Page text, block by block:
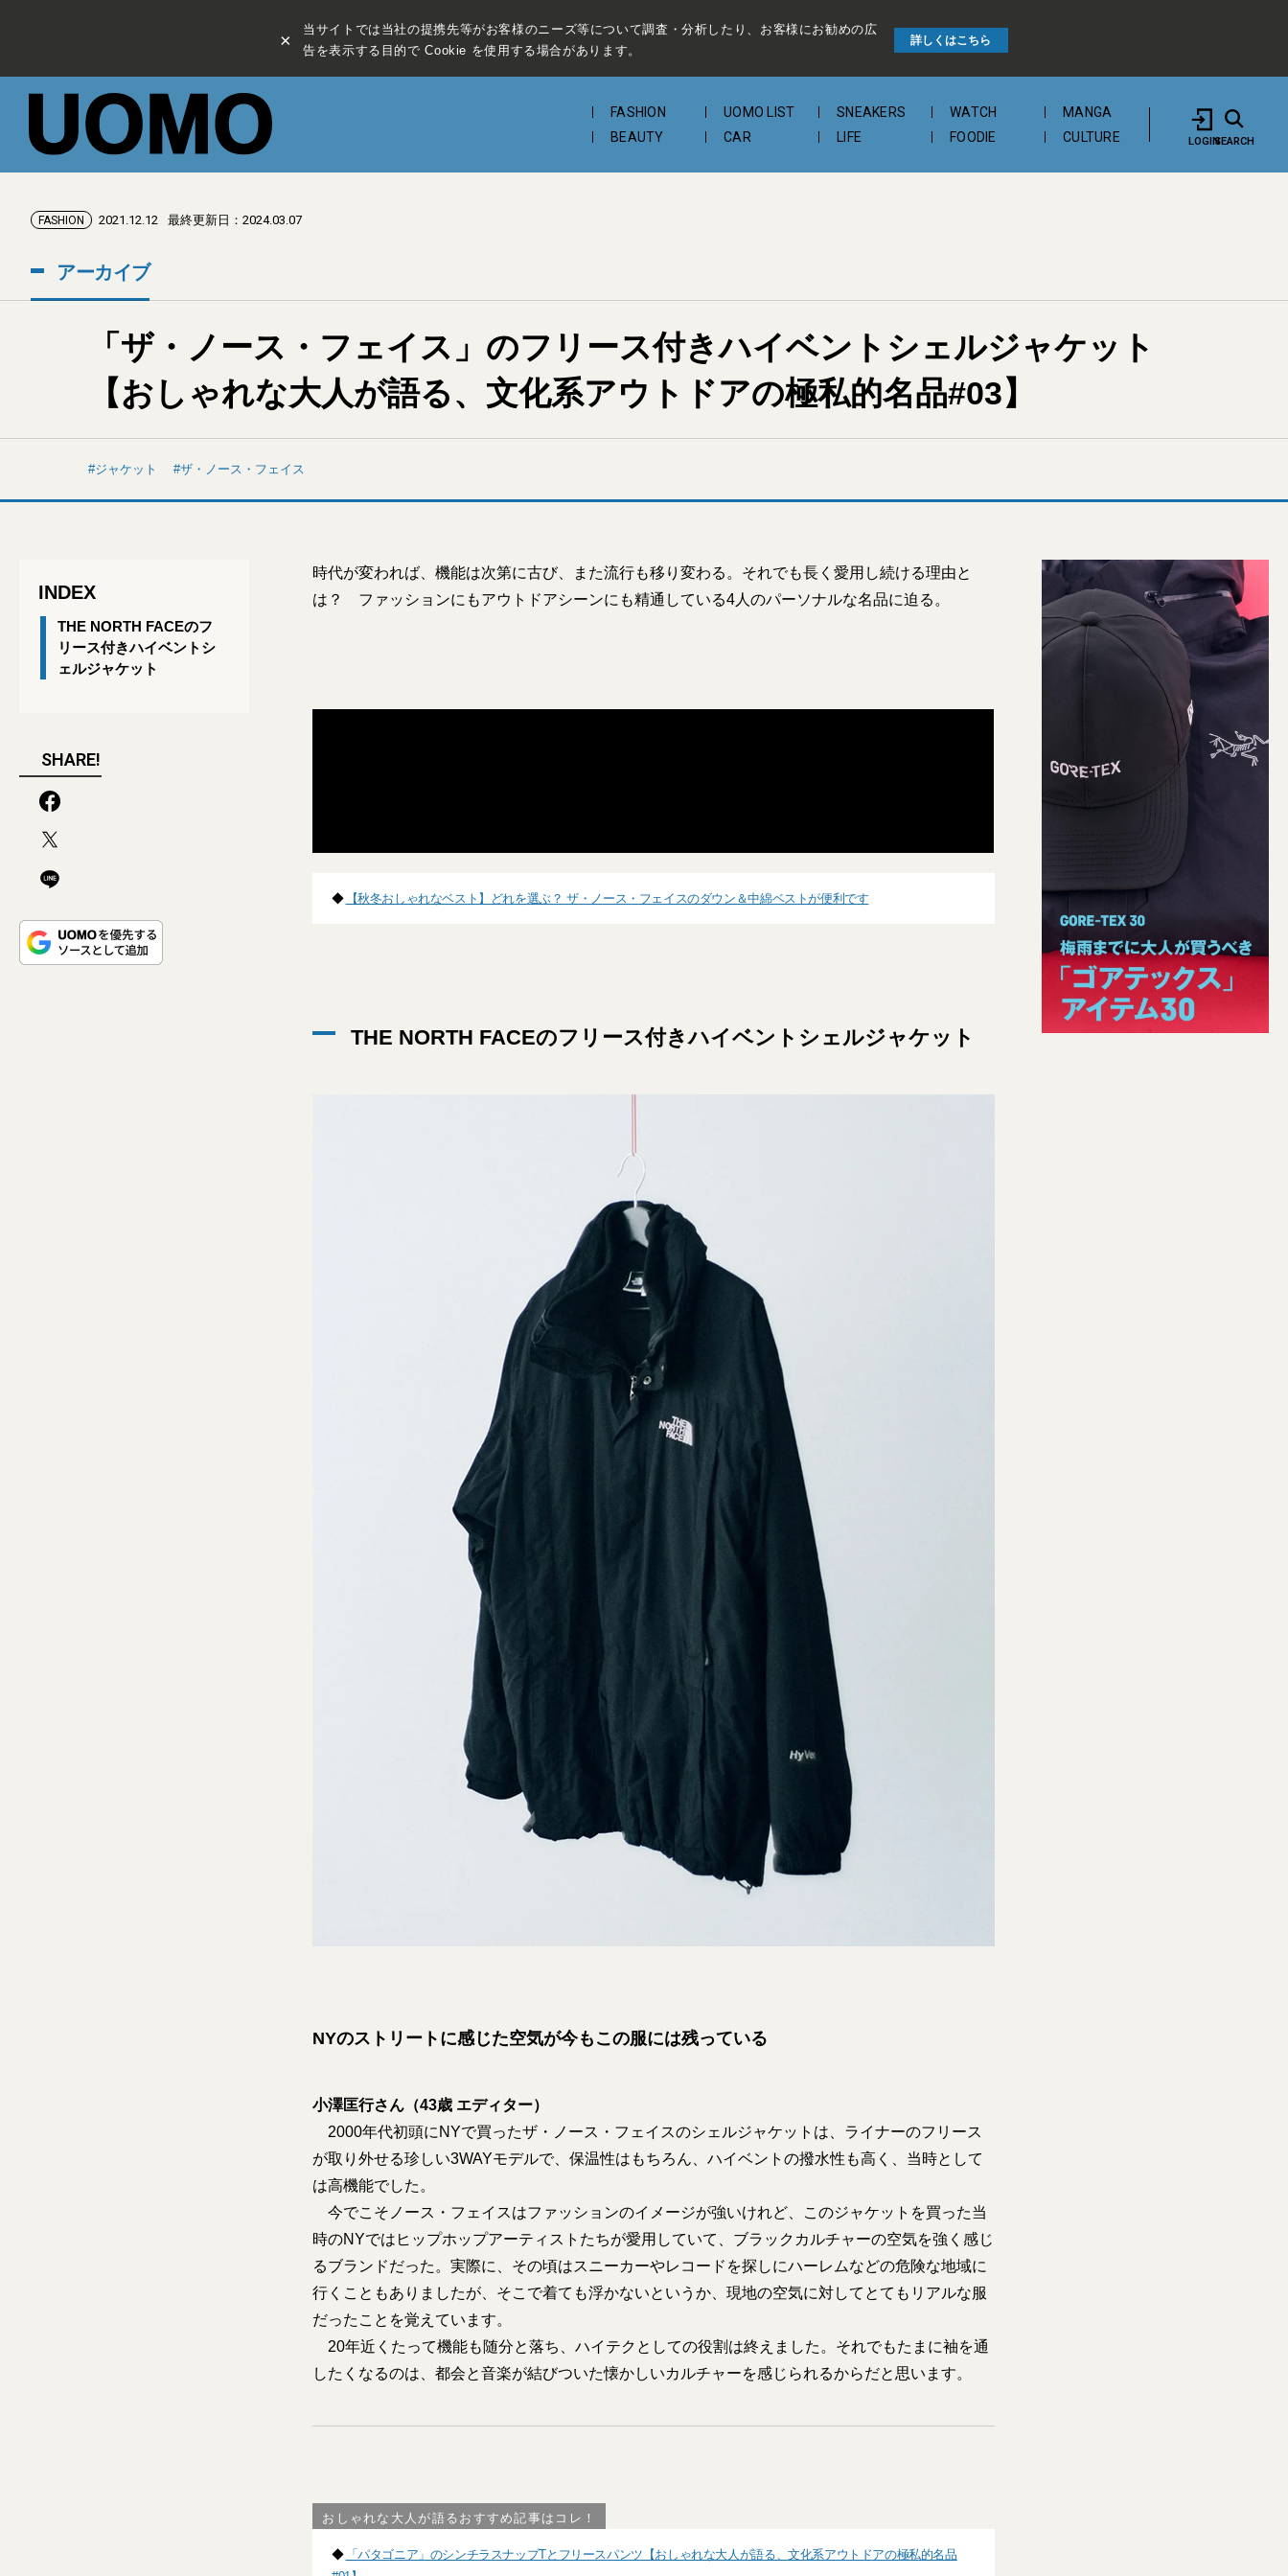
×
当サイトでは当社の提携先等がお客様のニーズ等について調査・分析したり、お客様にお勧めの広
告を表示する目的で Cookie を使用する場合があります。
詳しくはこちら
FASHION UOMO LIST SNEAKERS WATCH
MANGA
BEAUTY
CAR LIFE FOODIE CULTURE LOGINSEARCH
FASHION 2021.12.12 最終更新日：2024.03.07
アーカイブ
「ザ・ノース・フェイス」のフリース付きハイベントシェルジャケット
【おしゃれな大人が語る、文化系アウトドアの極私的名品#03】
ジャケット ザ・ノース・フェイス
INDEX
THE NORTH FACEのフ
リース付きハイベントシ
ェルジャケット
SHARE!
時代が変われば、機能は次第に古び、また流行も移り変わる。それでも長く愛用し続ける理由と
は？ ファッションにもアウトドアシーンにも精通している4人のパーソナルな名品に迫る。
◆ 【秋冬おしゃれなベスト】どれを選ぶ？ ザ・ノース・フェイスのダウン＆中綿ベストが便利です
THE NORTH FACEのフリース付きハイベントシェルジャケット
NYのストリートに感じた空気が今もこの服には残っている
小澤匡行さん（43歳 エディター）
2000年代初頭にNYで買ったザ・ノース・フェイスのシェルジャケットは、ライナーのフリース
が取り外せる珍しい3WAYモデルで、保温性はもちろん、ハイベントの撥水性も高く、当時として
は高機能でした。
今でこそノース・フェイスはファッションのイメージが強いけれど、このジャケットを買った当
時のNYではヒップホップアーティストたちが愛用していて、ブラックカルチャーの空気を強く感じ
るブランドだった。実際に、その頃はスニーカーやレコードを探しにハーレムなどの危険な地域に
行くこともありましたが、そこで着ても浮かないというか、現地の空気に対してとてもリアルな服
だったことを覚えています。
20年近くたって機能も随分と落ち、ハイテクとしての役割は終えました。それでもたまに袖を通
したくなるのは、都会と音楽が結びついた懐かしいカルチャーを感じられるからだと思います。
おしゃれな大人が語るおすすめ記事はコレ！
◆ 「パタゴニア」のシンチラスナップTとフリースパンツ【おしゃれな大人が語る、文化系アウトドアの極私的名品